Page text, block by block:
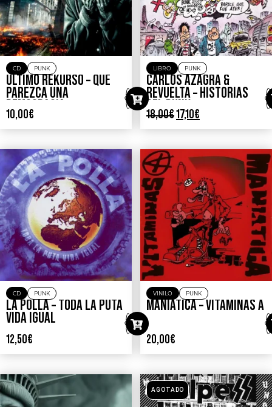
CD PUNK
ULTIMO REKURSO – QUE
PAREZCA UNA
DEMOCRACIA
10,00€
LIBRO PUNK
CARLOS AZAGRA &
REVUELTA – HISTORIAS
DEL PUNK
18,00€17,10€
CD PUNK
LA POLLA – TODA LA PUTA
VIDA IGUAL
12,50€
VINILO PUNK
MANIATICA – VITAMINAS A
20,00€
AGOTADO